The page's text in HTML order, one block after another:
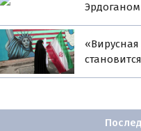
Эрдоганом